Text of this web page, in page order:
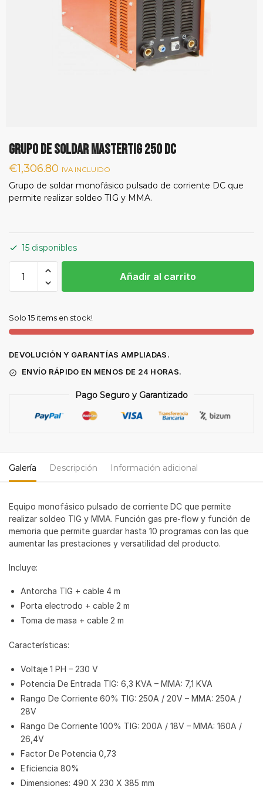
Grupo de Soldar MASTERTIG 250 DC
€1,306.80 IVA INCLUIDO
Grupo de soldar monofásico pulsado de corriente DC que
permite realizar soldeo TIG y MMA.
15 disponibles
250
DC
cantidad
Añadir al carrito
Solo 15 items en stock!
DEVOLUCIÓN Y GARANTÍAS AMPLIADAS.
ENVÍO RÁPIDO EN MENOS DE 24 HORAS.
Pago Seguro y Garantizado
Galería Descripción Información adicional
Equipo monofásico pulsado de corriente DC que permite
realizar soldeo TIG y MMA. Función gas pre-flow y función de
memoria que permite guardar hasta 10 programas con las que
aumentar las prestaciones y versatilidad del producto.
Incluye:
Antorcha TIG + cable 4 m
Porta electrodo + cable 2 m
Toma de masa + cable 2 m
Características:
Voltaje 1 PH – 230 V
Potencia De Entrada TIG: 6,3 KVA – MMA: 7,1 KVA
Rango De Corriente 60% TIG: 250A / 20V – MMA: 250A /
28V
Rango De Corriente 100% TIG: 200A / 18V – MMA: 160A /
26,4V
Factor De Potencia 0,73
Eficiencia 80%
Dimensiones: 490 X 230 X 385 mm